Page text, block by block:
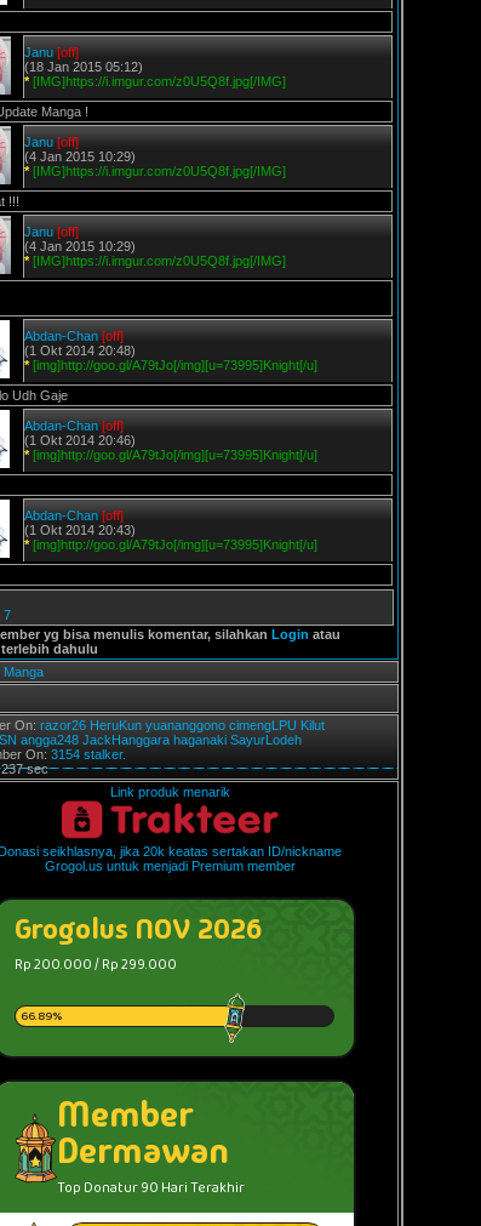
Janu [off]
(18 Jan 2015 05:12)
* [IMG]https://i.imgur.com/z0U5Q8f.jpg[/IMG]
Manga !
Janu [off]
(4 Jan 2015 10:29)
* [IMG]https://i.imgur.com/z0U5Q8f.jpg[/IMG]
!!!
Janu [off]
(4 Jan 2015 10:29)
* [IMG]https://i.imgur.com/z0U5Q8f.jpg[/IMG]
Abdan-Chan [off]
(1 Okt 2014 20:48)
* [img]http://goo.gl/A79tJo[/img][u=73995]Knight[/u]
Udh Gaje
Abdan-Chan [off]
(1 Okt 2014 20:46)
* [img]http://goo.gl/A79tJo[/img][u=73995]Knight[/u]
Abdan-Chan [off]
(1 Okt 2014 20:43)
* [img]http://goo.gl/A79tJo[/img][u=73995]Knight[/u]
7
yg bisa menulis komentar, silahkan Login atau
dahulu
Manga
On: razor26 HeruKun yuananggono cimengLPU Kilut
angga248 JackHanggara haganaki SayurLodeh
On: 3154 stalker.
sec
Link produk menarik
Donasi seikhlasnya, jika 20k keatas sertakan ID/nickname
Grogol.us untuk menjadi Premium member